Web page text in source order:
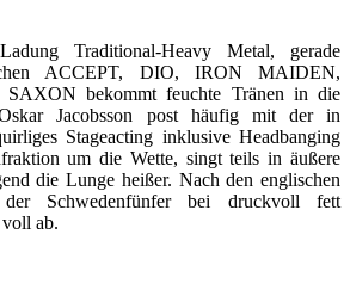
Traditional-Heavy Metal, gerade
ACCEPT, DIO, IRON MAIDEN,
bekommt feuchte Tränen in die
Jacobsson post häufig mit der in
Stageacting inklusive Headbanging
um die Wette, singt teils in äußere
die Lunge heißer. Nach den englischen
der Schwedenfünfer bei druckvoll fett
ab.